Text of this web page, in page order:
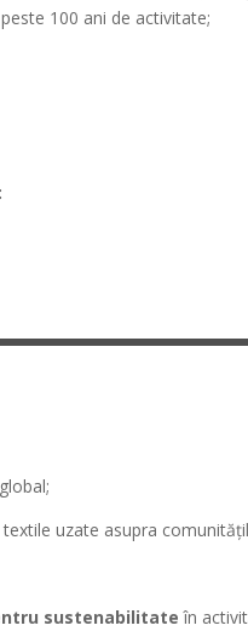
100 ani de activitate;
uzate asupra
sustenabilitate în